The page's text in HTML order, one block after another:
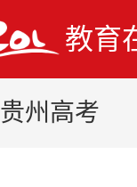
教育
贵州高考